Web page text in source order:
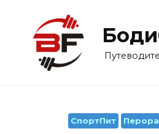
содержанию
СпортПит